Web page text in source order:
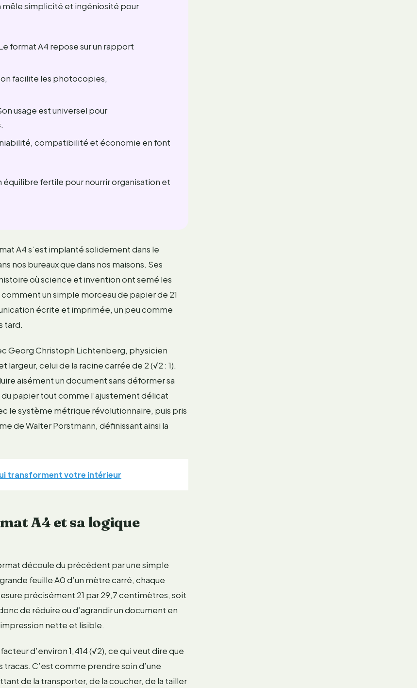
simplicité et ingéniosité pour
format A4 repose sur un rapport
facilite les photocopies,
usage est universel pour
compatibilité et économie en font
fertile pour nourrir organisation et
A4 s’est implanté solidement dans le
nos bureaux que dans nos maisons. Ses
où science et invention ont semé les
un simple morceau de papier de 21
écrite et imprimée, un peu comme
tard.
Georg Christoph Lichtenberg, physicien
celui de la racine carrée de 2 (√2 : 1).
aisément un document sans déformer sa
papier tout comme l’ajustement délicat
le système métrique révolutionnaire, puis pris
de Walter Porstmann, définissant ainsi la
transforment votre intérieur
A4 et sa logique
découle du précédent par une simple
feuille A0 d’un mètre carré, chaque
précisément 21 par 29,7 centimètres, soit
de réduire ou d’agrandir un document en
nette et lisible.
d’environ 1,414 (√2), ce qui veut dire que
tracas. C’est comme prendre soin d’une
de la transporter, de la coucher, de la tailler